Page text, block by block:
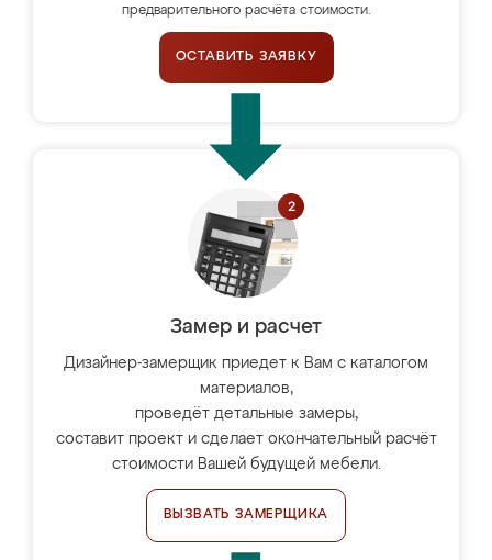
предварительного расчёта стоимости.
ОСТАВИТЬ ЗАЯВКУ
Замер и расчет
Дизайнер-замерщик приедет к Вам с каталогом
материалов,
проведёт детальные замеры,
составит проект и сделает окончательный расчёт
стоимости Вашей будущей мебели.
ВЫЗВАТЬ ЗАМЕРЩИКА